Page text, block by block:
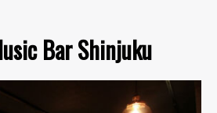
Bar Shinjuku